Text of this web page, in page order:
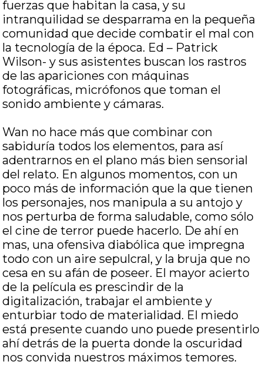
fuerzas que habitan la casa, y su
intranquilidad se desparrama en la pequeña
comunidad que decide combatir el mal con
la tecnología de la época. Ed – Patrick
Wilson- y sus asistentes buscan los rastros
de las apariciones con máquinas
fotográficas, micrófonos que toman el
sonido ambiente y cámaras.
Wan no hace más que combinar con
sabiduría todos los elementos, para así
adentrarnos en el plano más bien sensorial
del relato. En algunos momentos, con un
poco más de información que la que tienen
los personajes, nos manipula a su antojo y
nos perturba de forma saludable, como sólo
el cine de terror puede hacerlo. De ahí en
mas, una ofensiva diabólica que impregna
todo con un aire sepulcral, y la bruja que no
cesa en su afán de poseer. El mayor acierto
de la película es prescindir de la
digitalización, trabajar el ambiente y
enturbiar todo de materialidad. El miedo
está presente cuando uno puede presentirlo
ahí detrás de la puerta donde la oscuridad
nos convida nuestros máximos temores.